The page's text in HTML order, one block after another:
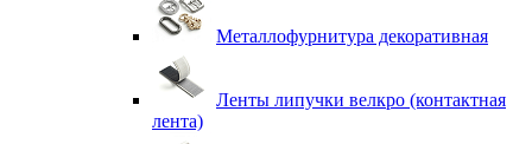
Металлофурнитура декоративная
Ленты липучки велкро (контактная
лента)